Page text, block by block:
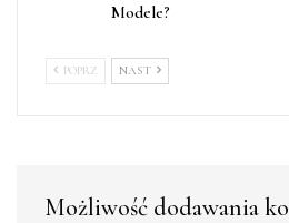
Modele?
POPRZ NAST
Możliwość dodawania